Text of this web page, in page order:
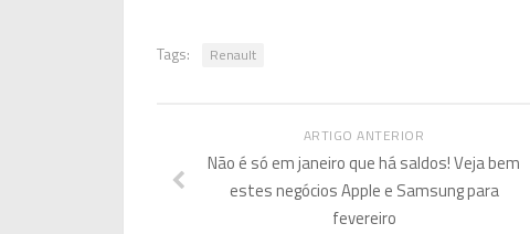
Tags: Renault
ARTIGO ANTERIOR
Não é só em janeiro que há saldos! Veja bem
estes negócios Apple e Samsung para
fevereiro